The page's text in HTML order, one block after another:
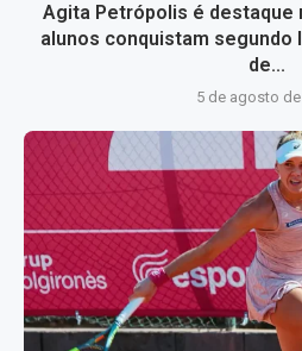
Agita Petrópolis é destaque
alunos conquistam segundo
de...
5 de agosto